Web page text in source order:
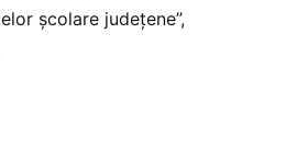
școlare județene”,